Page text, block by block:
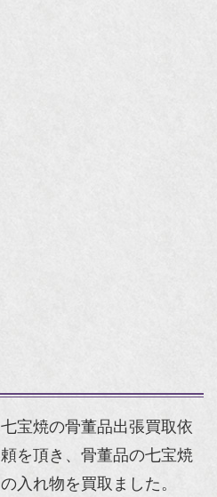
七宝焼の骨董品出張買取依
頼を頂き、骨董品の七宝焼
の入れ物を買取ました。